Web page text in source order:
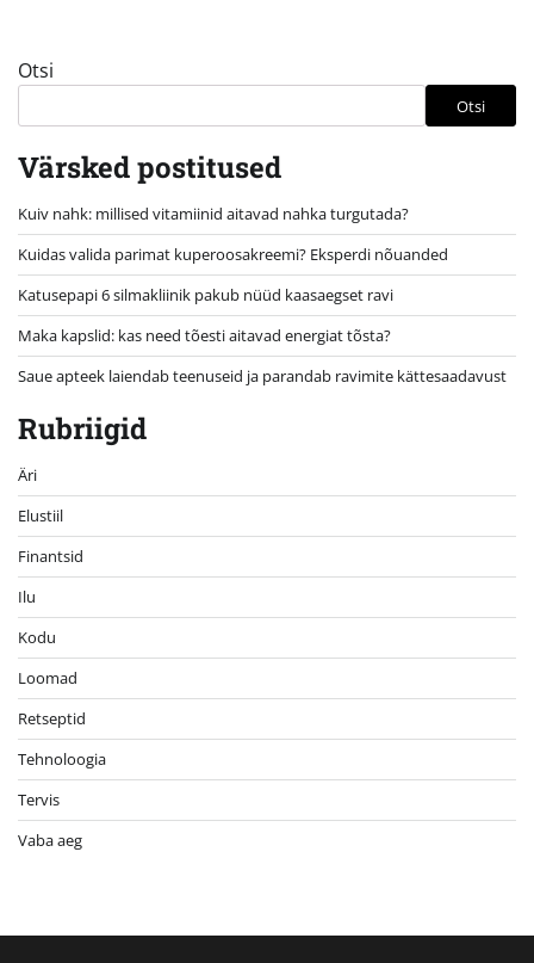
Otsi
Otsi
Värsked postitused
Kuiv nahk: millised vitamiinid aitavad nahka turgutada?
Kuidas valida parimat kuperoosakreemi? Eksperdi nõuanded
Katusepapi 6 silmakliinik pakub nüüd kaasaegset ravi
Maka kapslid: kas need tõesti aitavad energiat tõsta?
Saue apteek laiendab teenuseid ja parandab ravimite kättesaadavust
Rubriigid
Äri
Elustiil
Finantsid
Ilu
Kodu
Loomad
Retseptid
Tehnoloogia
Tervis
Vaba aeg